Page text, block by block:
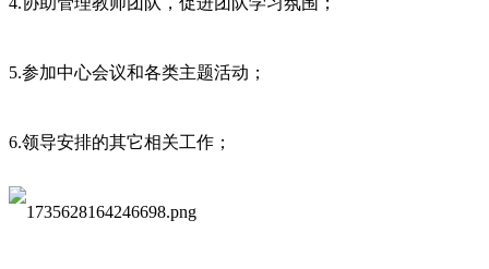
5.参加中心会议和各类主题活动；
6.领导安排的其它相关工作；